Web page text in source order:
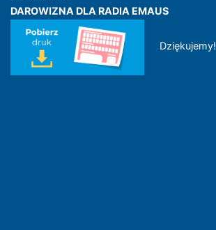
DAROWIZNA DLA RADIA EMAUS
Dziękujemy!